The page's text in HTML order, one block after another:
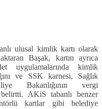
ulusal kimlik kartı olarak
Başak, kartın ayrıca
uygulamalarında kimlik
ve SSK karnesi, Sağlık
Bakanlığının vergi
belirtti. AKiS tabanlı benzer
kartlar gibi belediye